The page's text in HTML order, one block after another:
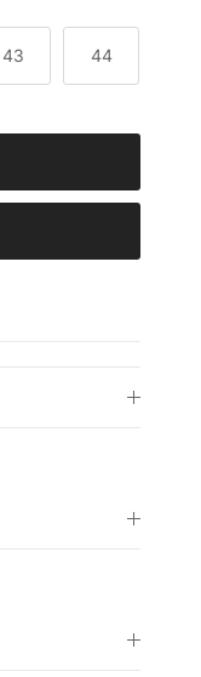
43 44